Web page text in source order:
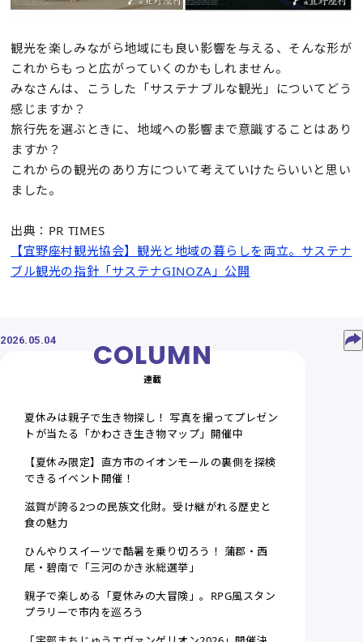
観光を楽しみながら地域にも良い影響を与える、そんな形が
これからもっと広がっていくのかもしれません。
みなさんは、こうした「サステナブルな観光」についてどう
感じますか？
旅行先を選ぶときに、地域への影響まで意識することはあり
ますか？
これからの観光のあり方について考えていけたらいいと思い
ました。
出典：PR TIMES
【宜野座村観光協会】観光と地域の暮らしを両立。サステナ
ブル観光の指針「サステナGINOZA」公開
2026.05.04
連載
夏休みは親子で生き物探し！ 写真を撮ってプレゼン
トが当たる「かわさき生き物マップ」開催中
【夏休み限定】直方市のイオンモールの裏側を探検
できるイベント開催！
滋賀が誇る2つの民族文化財。受け継がれる歴史と
食の魅力
ひんやりスイーツで酷暑を乗り切ろう！ 蒲郡・西
尾・碧南で「三河のかき氷総選挙」
親子で楽しめる「夏休みの大冒険」。RPG風スタン
プラリーで市内を巡ろう